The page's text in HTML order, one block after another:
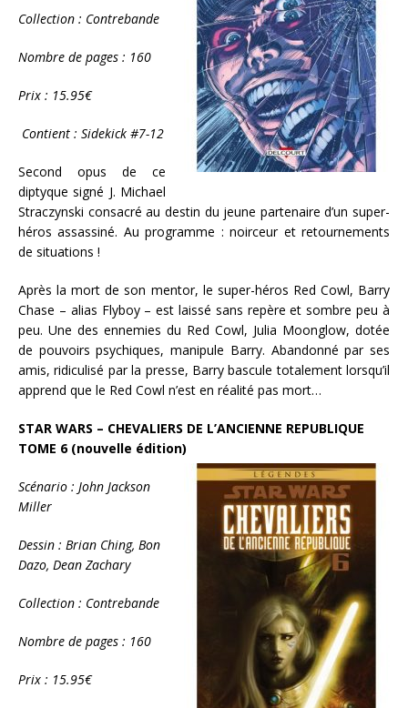
Collection : Contrebande
Nombre de pages : 160
Prix : 15.95€
Contient : Sidekick #7-12
Second opus de ce
diptyque signé J. Michael
Straczynski consacré au destin du jeune partenaire d’un super-
héros assassiné. Au programme : noirceur et retournements
de situations !
Après la mort de son mentor, le super-héros Red Cowl, Barry
Chase – alias Flyboy – est laissé sans repère et sombre peu à
peu. Une des ennemies du Red Cowl, Julia Moonglow, dotée
de pouvoirs psychiques, manipule Barry. Abandonné par ses
amis, ridiculisé par la presse, Barry bascule totalement lorsqu’il
apprend que le Red Cowl n’est en réalité pas mort…
STAR WARS – CHEVALIERS DE L’ANCIENNE REPUBLIQUE
TOME 6 (nouvelle édition)
Scénario : John Jackson
Miller
Dessin : Brian Ching, Bon
Dazo, Dean Zachary
Collection : Contrebande
Nombre de pages : 160
Prix : 15.95€